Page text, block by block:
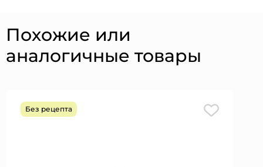
Похожие или
аналогичные товары
Без рецепта